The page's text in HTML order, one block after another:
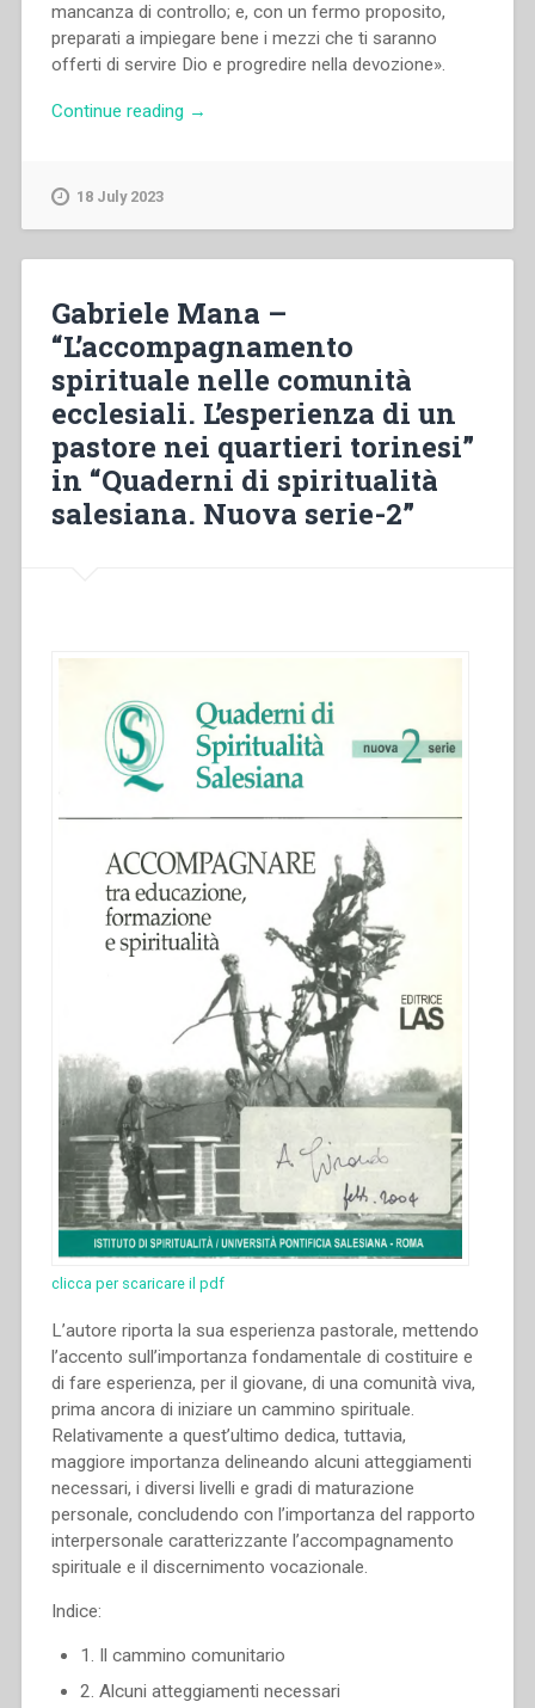
mancanza di controllo; e, con un fermo proposito,
preparati a impiegare bene i mezzi che ti saranno
offerti di servire Dio e progredire nella devozione».
Continue reading “Morand
virtù
particolari».
L’esercizio
delle
virtù
alla
scuola
san
→
18 July 2023
Gabriele Mana –
“L’accompagnamento
spirituale nelle comunità
ecclesiali. L’esperienza di un
pastore nei quartieri torinesi”
in “Quaderni di spiritualità
salesiana. Nuova serie-2”
clicca per scaricare il pdf
L’autore riporta la sua esperienza pastorale, mettendo
l’accento sull’importanza fondamentale di costituire e
di fare esperienza, per il giovane, di una comunità viva,
prima ancora di iniziare un cammino spirituale.
Relativamente a quest’ultimo dedica, tuttavia,
maggiore importanza delineando alcuni atteggiamenti
necessari, i diversi livelli e gradi di maturazione
personale, concludendo con l’importanza del rapporto
interpersonale caratterizzante l’accompagnamento
spirituale e il discernimento vocazionale.
Indice:
1. Il cammino comunitario
2. Alcuni atteggiamenti necessari